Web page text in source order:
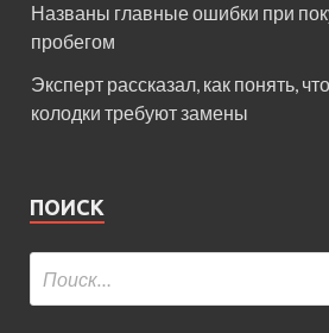
Названы главные ошибки при
пробегом
Эксперт рассказал, как понять,
колодки требуют замены
ПОИСК